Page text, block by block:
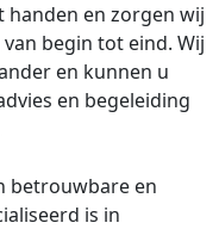
handen en zorgen wij
begin tot eind. Wij
en kunnen u
en begeleiding
betrouwbare en
is in